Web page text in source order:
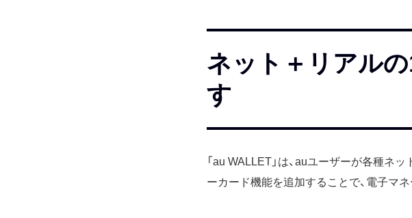
ネット＋リアル
す
「au WALLET」は、auユーザーが各種ネ
ーカード機能を追加することで、電子マ